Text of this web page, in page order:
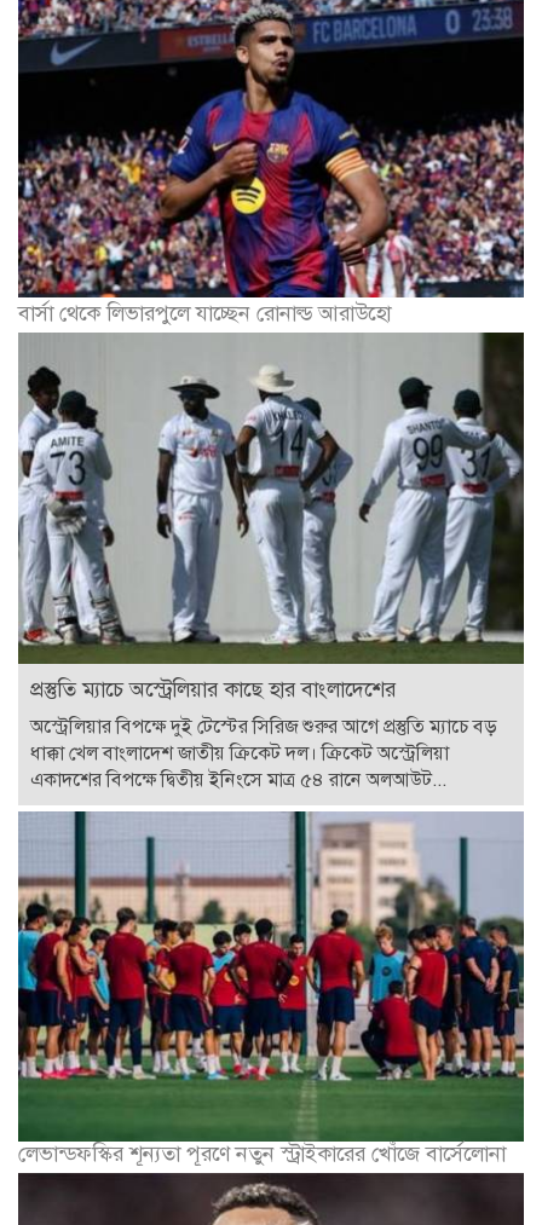
বার্সা থেকে লিভারপুলে যাচ্ছেন রোনাল্ড আরাউহো
প্রস্তুতি ম্যাচে অস্ট্রেলিয়ার কাছে হার বাংলাদেশের
অস্ট্রেলিয়ার বিপক্ষে দুই টেস্টের সিরিজ শুরুর আগে প্রস্তুতি ম্যাচে বড়
ধাক্কা খেল বাংলাদেশ জাতীয় ক্রিকেট দল। ক্রিকেট অস্ট্রেলিয়া
একাদশের বিপক্ষে দ্বিতীয় ইনিংসে মাত্র ৫৪ রানে অলআউট...
লেভান্ডফস্কির শূন্যতা পূরণে নতুন স্ট্রাইকারের খোঁজে বার্সেলোনা